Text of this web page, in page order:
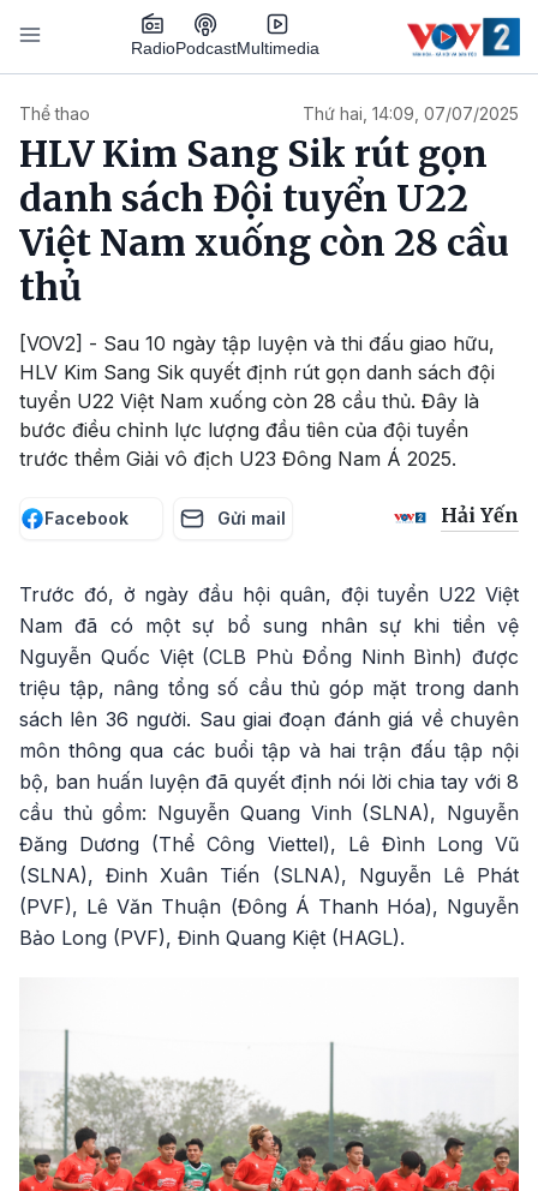
Nhảy đến nội dung
RadioPodcastMultimedia
Thể thao Thứ hai, 14:09, 07/07/2025
HLV Kim Sang Sik rút gọn
danh sách Đội tuyển U22
Việt Nam xuống còn 28 cầu
thủ
[VOV2] - Sau 10 ngày tập luyện và thi đấu giao hữu,
HLV Kim Sang Sik quyết định rút gọn danh sách đội
tuyển U22 Việt Nam xuống còn 28 cầu thủ. Đây là
bước điều chỉnh lực lượng đầu tiên của đội tuyển
trước thềm Giải vô địch U23 Đông Nam Á 2025.
Facebook Gửi mail Hải Yến
Trước đó, ở ngày đầu hội quân, đội tuyển U22 Việt
Nam đã có một sự bổ sung nhân sự khi tiền vệ
Nguyễn Quốc Việt (CLB Phù Đổng Ninh Bình) được
triệu tập, nâng tổng số cầu thủ góp mặt trong danh
sách lên 36 người. Sau giai đoạn đánh giá về chuyên
môn thông qua các buổi tập và hai trận đấu tập nội
bộ, ban huấn luyện đã quyết định nói lời chia tay với 8
cầu thủ gồm: Nguyễn Quang Vinh (SLNA), Nguyễn
Đăng Dương (Thể Công Viettel), Lê Đình Long Vũ
(SLNA), Đinh Xuân Tiến (SLNA), Nguyễn Lê Phát
(PVF), Lê Văn Thuận (Đông Á Thanh Hóa), Nguyễn
Bảo Long (PVF), Đinh Quang Kiệt (HAGL).